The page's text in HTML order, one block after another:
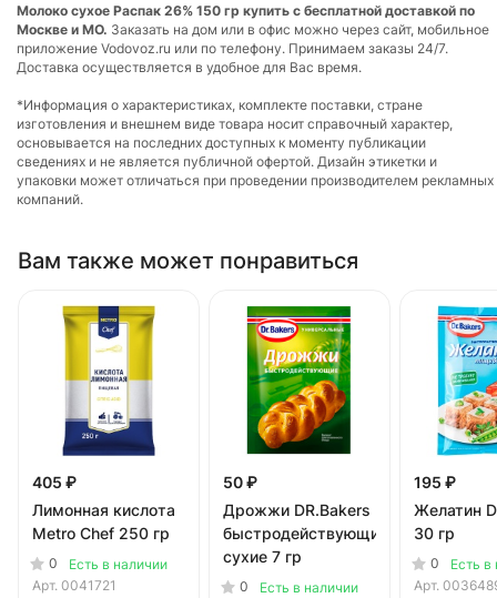
Молоко сухое Распак 26% 150 гр купить с бесплатной доставкой по
Москве и МО. Заказать на дом или в офис можно через сайт, мобильное
приложение Vodovoz.ru или по телефону. Принимаем заказы 24/7.
Доставка осуществляется в удобное для Вас время.
*Информация о характеристиках, комплекте поставки, стране
изготовления и внешнем виде товара носит справочный характер,
основывается на последних доступных к моменту публикации
сведениях и не является публичной офертой. Дизайн этикетки и
упаковки может отличаться при проведении производителем рекламных
компаний.
Вам также может понравиться
405 ₽
Лимонная кислота
Metro Chef 250 гр
0
Есть в наличии
Арт. 0041721
50 ₽
Дрожжи DR.Bakers
быстродействующие
сухие 7 гр
0
Есть в наличии
195 ₽
Желатин
30 гр
0
Есть в
Арт.